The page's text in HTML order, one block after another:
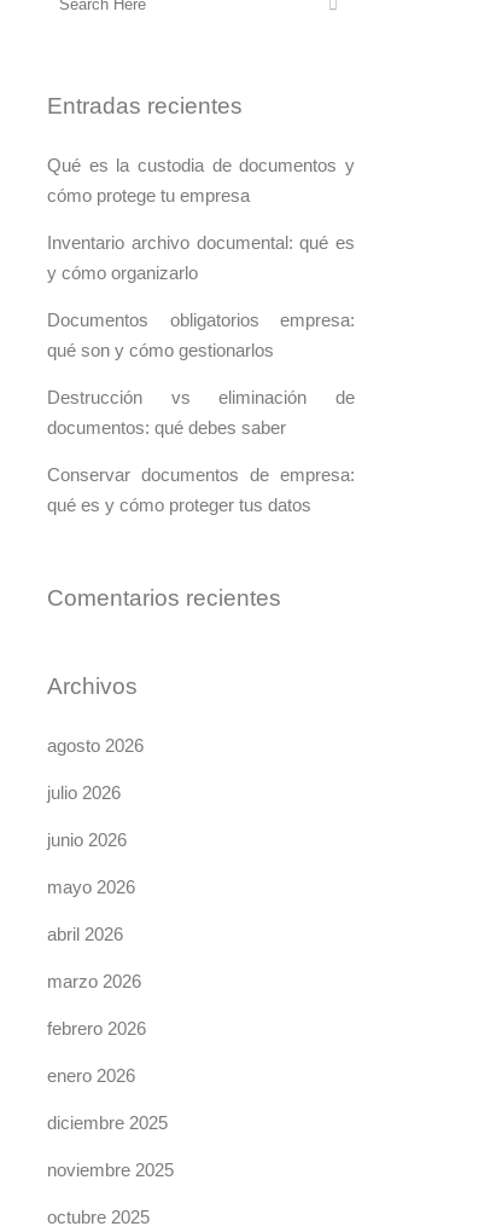
Entradas recientes
Qué es la custodia de documentos y
cómo protege tu empresa
Inventario archivo documental: qué es
y cómo organizarlo
Documentos obligatorios empresa:
qué son y cómo gestionarlos
Destrucción vs eliminación de
documentos: qué debes saber
Conservar documentos de empresa:
qué es y cómo proteger tus datos
Comentarios recientes
Archivos
agosto 2026
julio 2026
junio 2026
mayo 2026
abril 2026
marzo 2026
febrero 2026
enero 2026
diciembre 2025
noviembre 2025
octubre 2025